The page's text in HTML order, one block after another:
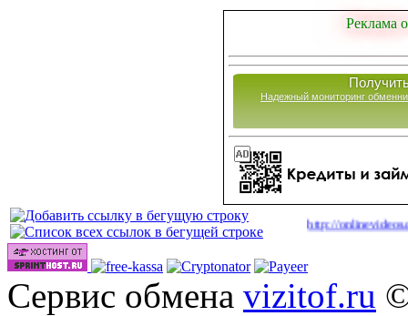
Реклама
Надежный мониторинг
Сайты для заработка в 2026 году(43) http://onlinevideos.cc/go/
Сервис обмена vizitof.ru